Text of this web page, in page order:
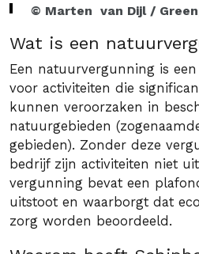
© Marten van Dijl /
Wat is een
Een natuurvergunning is
voor activiteiten die
kunnen veroorzaken in
natuurgebieden
gebieden). Zonder deze
bedrijf zijn activiteiten niet
vergunning bevat een
uitstoot en waarborgt dat
zorg worden beoordeeld.